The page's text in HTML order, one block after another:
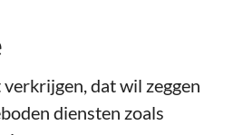
dat wil zeggen
diensten zoals